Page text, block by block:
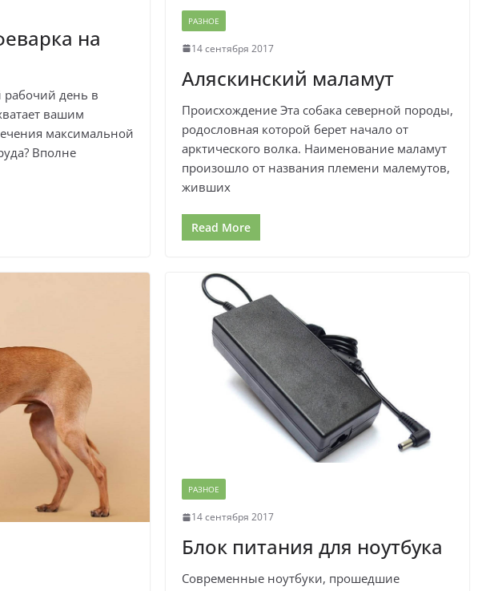
на
день в
вашим
максимальной
Вполне
РАЗНОЕ
14 сентября 2017
Аляскинский маламут
Происхождение Эта собака северной породы,
родословная которой берет начало от
арктического волка. Наименование маламут
произошло от названия племени малемутов,
живших
Read More
РАЗНОЕ
14 сентября 2017
Блок питания для ноутбука
Современные ноутбуки, прошедшие